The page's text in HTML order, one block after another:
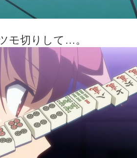
モ切りして…。